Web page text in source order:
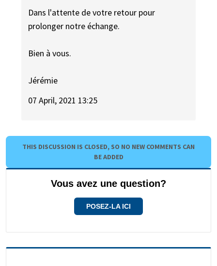
Dans l'attente de votre retour pour
prolonger notre échange.
Bien à vous.
Jérémie
07 April, 2021 13:25
THIS DISCUSSION IS CLOSED, SO NO NEW COMMENTS CAN
BE ADDED
Vous avez une question?
POSEZ-LA ICI